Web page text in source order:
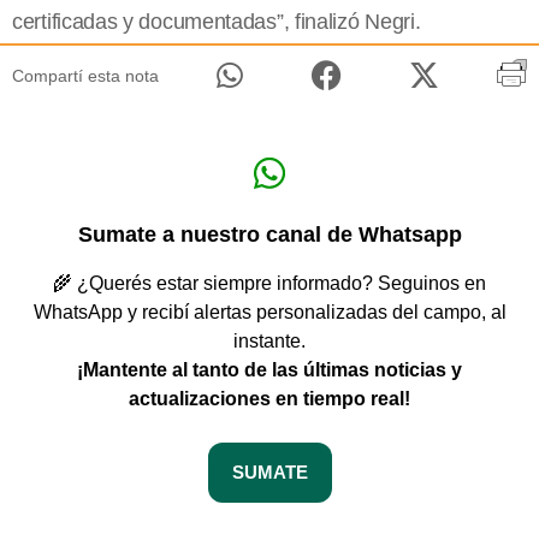
certificadas y documentadas”, finalizó Negri.
Compartí esta nota
Sumate a nuestro canal de Whatsapp
🌾 ¿Querés estar siempre informado? Seguinos en
WhatsApp y recibí alertas personalizadas del campo, al
instante.
¡Mantente al tanto de las últimas noticias y
actualizaciones en tiempo real!
SUMATE